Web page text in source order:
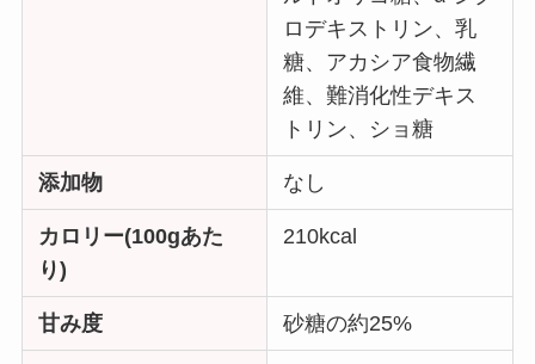
ロデキストリン、乳
糖、アカシア食物繊
維、難消化性デキス
トリン、ショ糖
添加物 なし
カロリー(100gあた
り)
210kcal
甘み度 砂糖の約25%